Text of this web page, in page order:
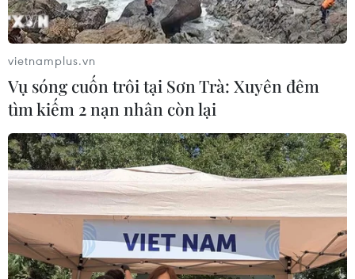
Mỹ "đang phối hợp" với các đồng minh
giải quyết vụ rò rỉ tài liệu mật
12/04/2023 10:22
Trợ lý của Tổng thống Mỹ Joe Biden cho biết Washington
đang phối hợp với các đồng minh xử lý vụ rò rỉ tài liệu
vietnamplus.vn
Vụ sóng cuốn trôi tại Sơn Trà: Xuyên đêm
tìm kiếm 2 nạn nhân còn lại